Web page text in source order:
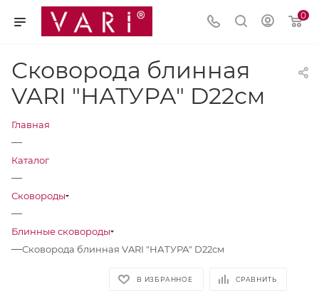
0
Сковорода блинная
VARI "НАТУРА" D22см
Главная
—
Каталог
—
Сковороды
—
Блинные сковороды
—Сковорода блинная VARI "НАТУРА" D22см
В ИЗБРАННОЕ СРАВНИТЬ